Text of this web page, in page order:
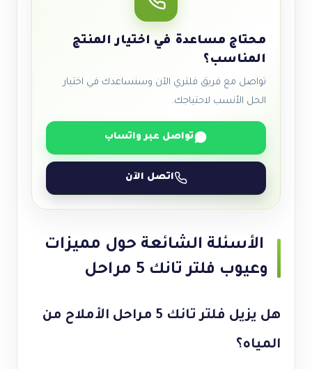
محتاج مساعدة في اختيار المنتج
المناسب؟
تواصل مع فريق فلتري الآن وسنساعدك في اختيار
الحل الأنسب لاحتياجك.
تواصل عبر واتساب
اتصل الآن
الأسئلة الشائعة حول مميزات
وعيوب فلتر تانك 5 مراحل
هل يزيل فلتر تانك 5 مراحل الأملاح من
المياه؟